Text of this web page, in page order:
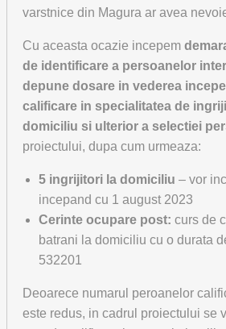
varstnice din Magura ar avea
Cu aceasta ocazie incepem
de identificare a persoanelor
depune dosare in vederea
calificare in specialitatea de
domiciliu si ulterior a selectiei
proiectului, dupa cum urmeaza:
5 ingrijitori la domiciliu – vor
incepand cu 1 august 2023
Cerinte ocupare post: curs de
batrani la domiciliu cu o durata
532201
Deoarece numarul peroanelor
este redus, in cadrul proiectului se